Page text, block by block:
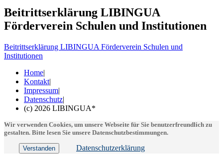
Beitrittserklärung LIBINGUA
Förderverein Schulen und Institutionen
Beitrittserklärung LIBINGUA Förderverein Schulen und
Institutionen
Home|
Kontakt|
Impressum|
Datenschutz|
(c) 2026 LIBINGUA*
Wir verwenden Cookies, um unsere Webseite für Sie benutzerfreundlich zu
gestalten. Bitte lesen Sie unsere Datenschutzbestimmungen.
Verstanden Datenschutzerklärung